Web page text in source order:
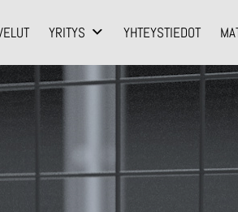
YRITYS YHTEYSTIEDOT